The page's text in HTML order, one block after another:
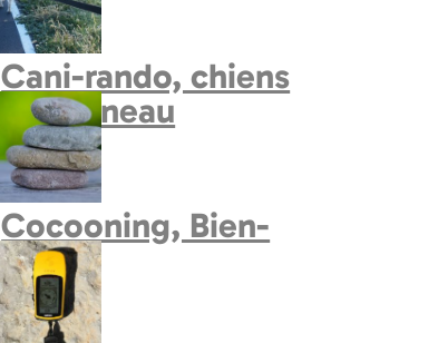
Cani-rando, chiens
de traineau
Cocooning, Bien-
Etre